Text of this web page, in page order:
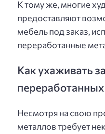
К тому же, многие
предоставляют
мебель под заказ,
переработанные
Как ухаживать
Несмотря на свою
металлов требует